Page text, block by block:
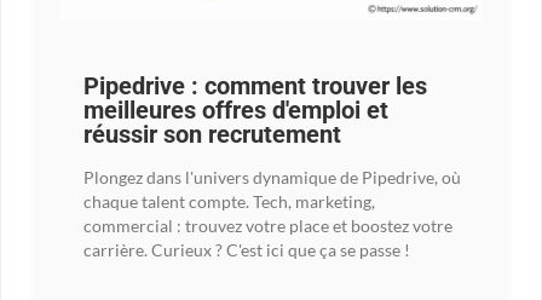
Pipedrive : comment trouver les
meilleures offres d'emploi et
réussir son recrutement
Plongez dans l'univers dynamique de Pipedrive, où
chaque talent compte. Tech, marketing,
commercial : trouvez votre place et boostez votre
carrière. Curieux ? C'est ici que ça se passe !